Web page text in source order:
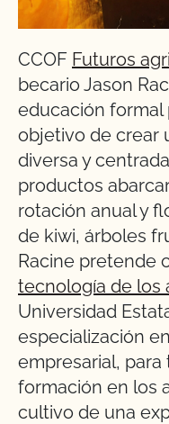
CCOF Futuros
becario Jason
educación formal
objetivo de crear
diversa y
productos
rotación anual y
de kiwi, árboles
Racine pretende
tecnología de los
Universidad
especialización
empresarial,
formación en los
cultivo de una